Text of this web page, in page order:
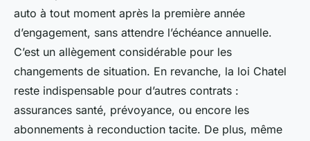
auto à tout moment après la première année
d’engagement, sans attendre l’échéance annuelle.
C’est un allègement considérable pour les
changements de situation. En revanche, la loi Chatel
reste indispensable pour d’autres contrats :
assurances santé, prévoyance, ou encore les
abonnements à reconduction tacite. De plus, même